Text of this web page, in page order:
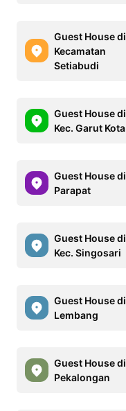
Guest House di
Kecamatan
Setiabudi
Guest House di
Kec. Garut Kota
Guest House di
Parapat
Guest House di
Kec. Singosari
Guest House di
Lembang
Guest House di
Pekalongan